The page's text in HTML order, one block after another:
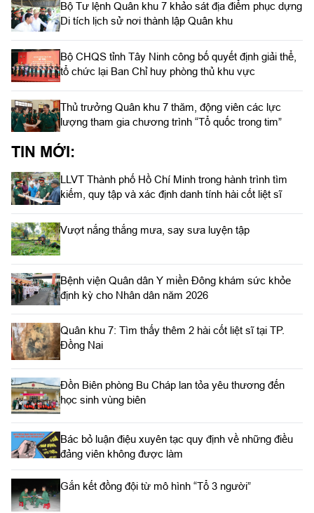
Bộ Tư lệnh Quân khu 7 khảo sát địa điểm phục dựng
Di tích lịch sử nơi thành lập Quân khu
Bộ CHQS tỉnh Tây Ninh công bố quyết định giải thể,
tổ chức lại Ban Chỉ huy phòng thủ khu vực
Thủ trưởng Quân khu 7 thăm, động viên các lực
lượng tham gia chương trình “Tổ quốc trong tim”
TIN MỚI:
LLVT Thành phố Hồ Chí Minh trong hành trình tìm
kiếm, quy tập và xác định danh tính hài cốt liệt sĩ
Vượt nắng thắng mưa, say sưa luyện tập
Bệnh viện Quân dân Y miền Đông khám sức khỏe
định kỳ cho Nhân dân năm 2026
Quân khu 7: Tìm thấy thêm 2 hài cốt liệt sĩ tại TP.
Đồng Nai
Đồn Biên phòng Bu Cháp lan tỏa yêu thương đến
học sinh vùng biên
Bác bỏ luận điệu xuyên tạc quy định về những điều
đảng viên không được làm
Gắn kết đồng đội từ mô hình “Tổ 3 người”